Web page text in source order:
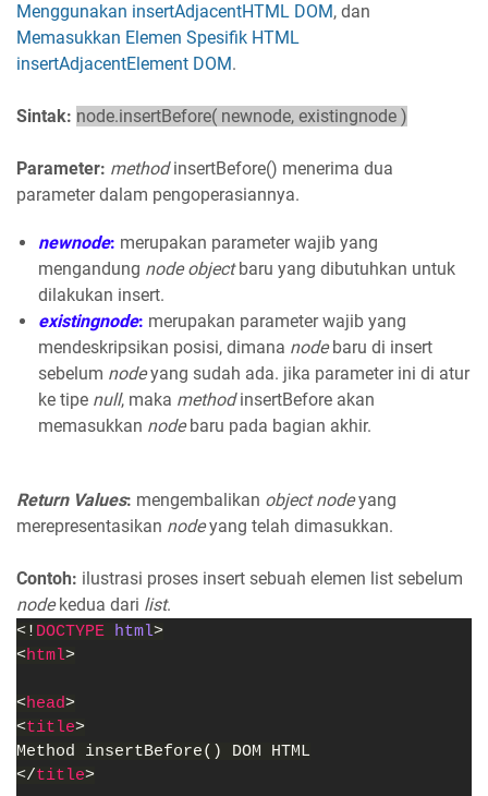
Menggunakan insertAdjacentHTML DOM, dan
Memasukkan Elemen Spesifik HTML
insertAdjacentElement DOM.
Sintak: node.insertBefore( newnode, existingnode )
Parameter: methodinsertBefore() menerima dua
parameter dalam pengoperasiannya.
newnode: merupakan parameter wajib yang
mengandung node objectbaru yang dibutuhkan untuk
dilakukan insert.
existingnode: merupakan parameter wajib yang
mendeskripsikan posisi, dimana nodebaru di insert
sebelum nodeyang sudah ada. jika parameter ini di atur
ke tipe null, maka methodinsertBefore akan
memasukkan nodebaru pada bagian akhir.
Return Values: mengembalikan object nodeyang
merepresentasikan nodeyang telah dimasukkan.
Contoh: ilustrasi proses insert sebuah elemen list sebelum
nodekedua dari list.
<! DOCTYPE html>
<html>
<head>
<title>
Method insertBefore() DOM HTML
</title>